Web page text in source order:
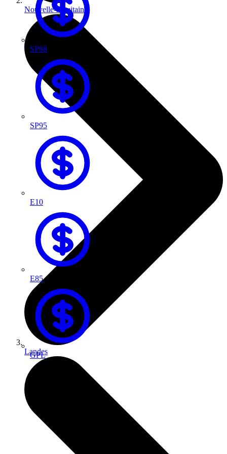
SP98
SP95
E10
E85
GPL
Nouvelle-Aquitaine
Landes